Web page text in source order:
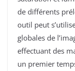
de différents
outil peut
globales de
effectuant des
un premier